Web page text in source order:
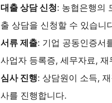
대출 상담 신청: 농협은행의
출 상담을 신청할 수 있습니
서류 제출: 기업 공동인증서
사업자 등록증, 세무자료,
심사 진행: 상담원이 소득,
사를 진행합니다.